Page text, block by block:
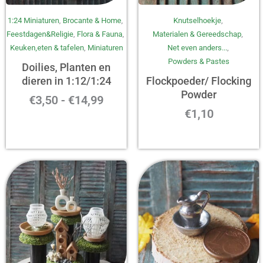
1:24 Miniaturen, Brocante & Home,
Feestdagen&Religie, Flora & Fauna,
Keuken,eten & tafelen, Miniaturen
Doilies, Planten en
dieren in 1:12/1:24
€3,50 - €14,99
€3,50
tot
€14,99
Knutselhoekje,
Materialen & Gereedschap,
Net even anders...,
Powders & Pastes
Flockpoeder/ Flocking
Powder
€1,10